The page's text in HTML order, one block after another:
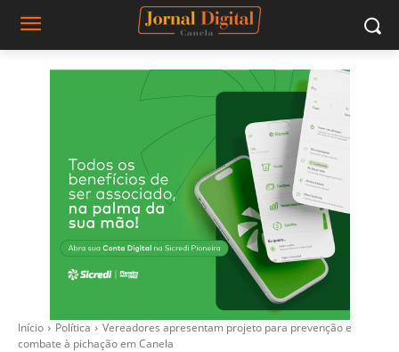
Início Política
Vereadores apresentam projeto para prevenção e
combate à pichação em Canela